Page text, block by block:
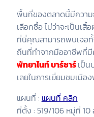
พื้นที่ของตลาดนี้มีความ
เลือกซื้อ ไม่ว่าจะเป็นเสื้
ที่นี่คุณสามารถพบเจอ
ถิ่นที่ทำจากมืออาชีพที่มี
พัทยาไนท์ บาร์ซาร์เป็น
เลยในการเยี่ยมชมเมือ
แผนที่ : แผนที่ คลิก
ที่ตั้ง : 519/106 หมู่ที่ 10